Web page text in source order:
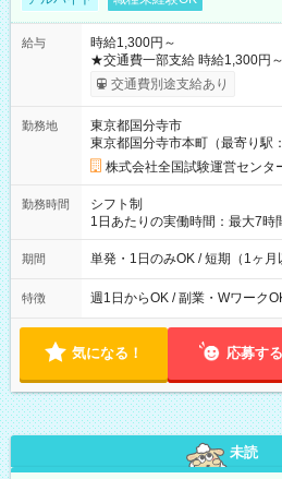
給与
時給1,300円～
★交通費一部支給 時給1,300円～ ※試験・役割により手当あり
※勤務回数により昇給あり 【
り！】 希望される場合、勤務
例】 ・河合塾模擬試験 8:30～
×8時間＝日収10,400円＋交通
円の場合あり ・国家試験 7:00
円（役割手当＋100円）×6時間＝日
間】試用期間なし
交通費別途支給あり
勤務地
東京都国分寺市
東京都国分寺市本町（最寄り駅
株式会社全国試験運営センタ
勤務時間
シフト制
1日あたりの実働時間：最大7
間は 試験により異なります。
期間 単発・1日のみOK / 短期（1ヶ月
特徴 週1日からOK / 副業・Wワーク
気になる！ 応募する
未読